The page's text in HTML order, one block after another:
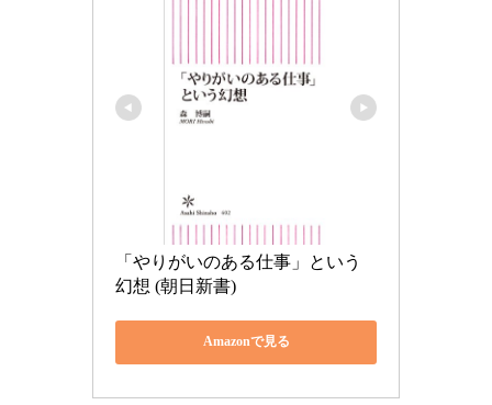
「やりがいのある仕事」という
幻想 (朝日新書)
Amazonで見る